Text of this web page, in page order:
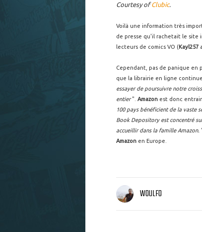
Courtesy ofClubic.
Voilà une information très
de presse qu'il rachetait le site
lecteurs de comics VO (Kayl257
Cependant, pas de panique
que la librairie en ligne
essayer de poursuivre notre
entier". Amazon est donc
100 pays bénéficient de la vaste
Book Depository est concentré
accueillir dans la famille Amazon.
Amazon en Europe.
WOULFO